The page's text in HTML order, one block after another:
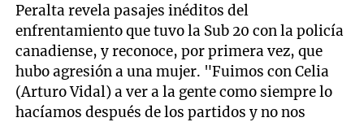
Peralta revela pasajes inéditos del
enfrentamiento que tuvo la Sub 20 con la policía
canadiense, y reconoce, por primera vez, que
hubo agresión a una mujer. "Fuimos con Celia
(Arturo Vidal) a ver a la gente como siempre lo
hacíamos después de los partidos y no nos